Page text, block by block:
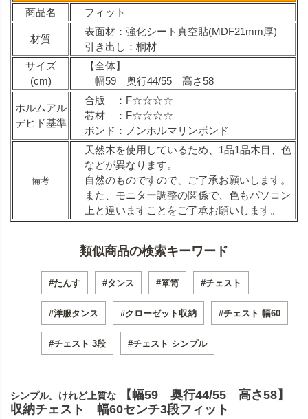
商品名
フィット
材質
表面材：強化シート真空貼(MDF21mm厚)
引き出し：桐材
サイズ
(cm)
【全体】
幅59 奥行44/55 高さ58
ホルムアル
デヒド基準
合版 ：F☆☆☆☆
芯材 ：F☆☆☆☆
ボンド：ノンホルマリンボンド
備考
天然木を使用しているため、1品1品木目、色
などが異なります。
自然のものですので、ご了承お願いします。
また、モニター調整の関係で、色もパソコン
上と違いますことをご了承お願いします。
類似商品の検索キーワード
#たんす #タンス #箪笥 #チェスト
#洋服タンス #クローゼット収納 #チェスト 幅60
#チェスト 3段 #チェスト シンプル
シンプル。けれど上質な
【幅59 奥行44/55 高さ58】
収納チェスト 幅60センチ3段フィット